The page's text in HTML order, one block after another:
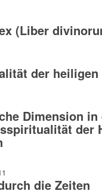
(Liber
der heiligen
Dimension in
der
die Zeiten